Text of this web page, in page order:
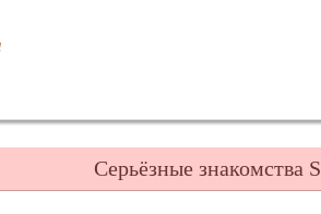
Серьёзные знакомства